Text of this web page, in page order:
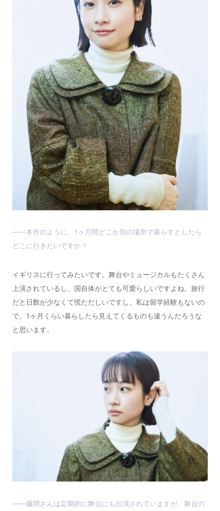
――本作のように、1ヶ月間どこか別の場所で暮らすとしたら
どこに行きたいですか？
イギリスに行ってみたいです。舞台やミュージカルもたくさん
上演されているし、国自体がとても可愛らしいですよね。旅行
だと日数が少なくて慌ただしいですし、私は留学経験もないの
で。1ヶ月くらい暮らしたら見えてくるものも違うんだろうな
と思います。
――藤間さんは定期的に舞台にも出演されていますが、舞台の